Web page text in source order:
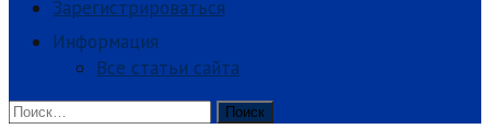
Зарегистрироваться
Информация
Все статьи сайта
Найти: